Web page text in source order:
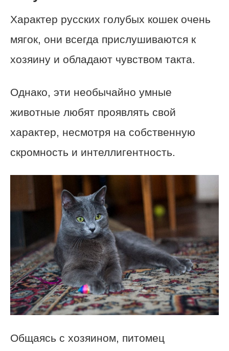
Характер русских голубых кошек очень
мягок, они всегда прислушиваются к
хозяину и обладают чувством такта.
Однако, эти необычайно умные
животные любят проявлять свой
характер, несмотря на собственную
скромность и интеллигентность.
Общаясь с хозяином, питомец